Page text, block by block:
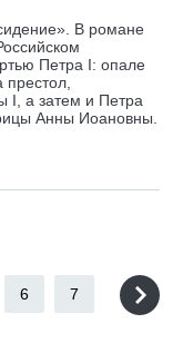
В романе
Петра I: опале
I, а затем и Петра
Анны Иоановны.
6 7